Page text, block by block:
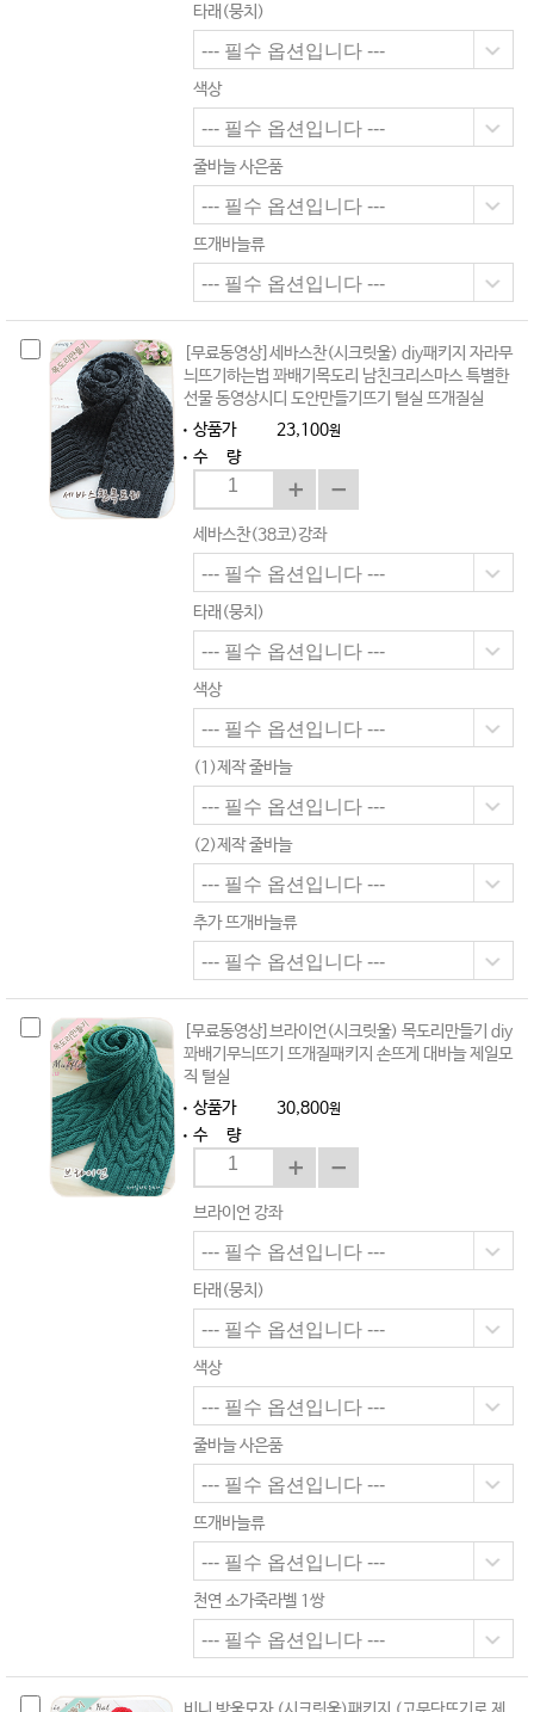
타래(뭉치)
색상
줄바늘 사은품
뜨개바늘류
[무료동영상]세바스찬(시크릿울) diy패키지 자라무
늬뜨기하는법 꽈배기목도리 남친크리스마스 특별한
선물 동영상시디 도안만들기뜨기 털실 뜨개질실
상품가
23,100원
수 량
세바스찬(38코)강좌
타래(뭉치)
색상
(1)제작 줄바늘
(2)제작 줄바늘
추가 뜨개바늘류
[무료동영상]브라이언(시크릿울) 목도리만들기 diy
꽈배기무늬뜨기 뜨개질패키지 손뜨게 대바늘 제일모
직 털실
상품가
30,800원
수 량
브라이언 강좌
타래(뭉치)
색상
줄바늘 사은품
뜨개바늘류
천연 소가죽라벨 1쌍